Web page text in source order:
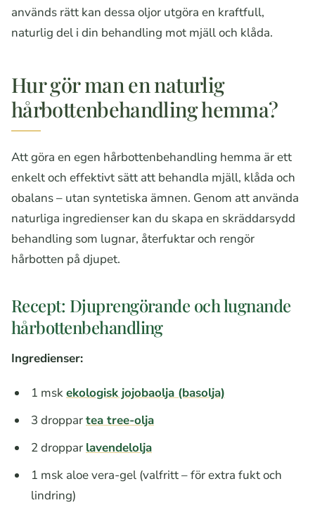
används rätt kan dessa oljor utgöra en kraftfull,
naturlig del i din behandling mot mjäll och klåda.
Hur gör man en naturlig
hårbottenbehandling hemma?
Att göra en egen hårbottenbehandling hemma är ett
enkelt och effektivt sätt att behandla mjäll, klåda och
obalans – utan syntetiska ämnen. Genom att använda
naturliga ingredienser kan du skapa en skräddarsydd
behandling som lugnar, återfuktar och rengör
hårbotten på djupet.
Recept: Djuprengörande och lugnande
hårbottenbehandling
Ingredienser:
1 mskekologisk jojobaolja (basolja)
3 droppartea tree-olja
2 droppar lavendelolja
1 msk aloe vera-gel (valfritt – för extra fukt och
lindring)